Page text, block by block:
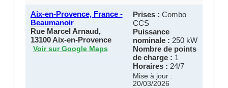
Aix-en-Provence, France -
Beaumanoir
Rue Marcel Arnaud,
13100 Aix-en-Provence
Voir sur Google Maps
Prises : Combo
CCS
Puissance
nominale : 250 kW
Nombre de points
de charge : 1
Horaires : 24/7
Mise à jour :
20/03/2026